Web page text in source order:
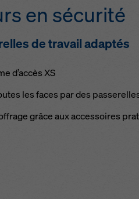
en sécurité
de travail adaptés
d’accès XS
les faces par des
grâce aux accessoires